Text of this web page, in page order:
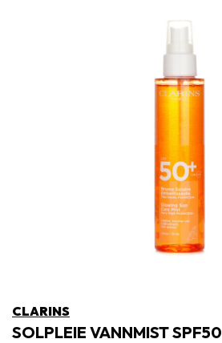
CLARINS
SOLPLEIE VANNMIST SPF50